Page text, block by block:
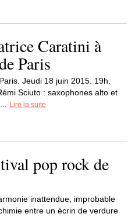
Caratini à
Paris
Jeudi 18 juin 2015. 19h.
Sciuto : saxophones alto et
Lire la suite
pop rock de
inattendue, improbable
entre un écrin de verdure